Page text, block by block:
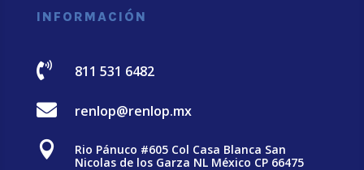
INFORMACIÓN
 811 531 6482
 renlop@renlop.mx

Rio Pánuco #605 Col Casa Blanca San
Nicolas de los Garza NL México CP 66475